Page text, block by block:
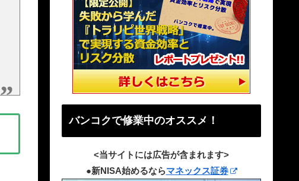
バンコクで修業中のオススメ！
<当サイトには広告が含まれます>
●新NISA始めるならマネックス証券